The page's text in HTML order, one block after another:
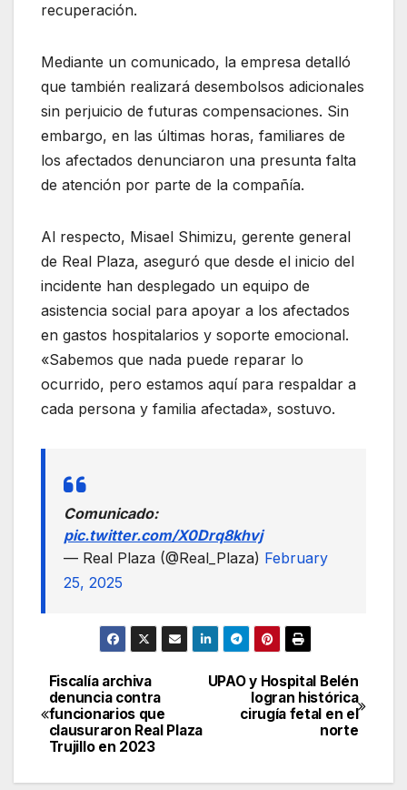
recuperación.
Mediante un comunicado, la empresa detalló
que también realizará desembolsos adicionales
sin perjuicio de futuras compensaciones. Sin
embargo, en las últimas horas, familiares de
los afectados denunciaron una presunta falta
de atención por parte de la compañía.
Al respecto, Misael Shimizu, gerente general
de Real Plaza, aseguró que desde el inicio del
incidente han desplegado un equipo de
asistencia social para apoyar a los afectados
en gastos hospitalarios y soporte emocional.
«Sabemos que nada puede reparar lo
ocurrido, pero estamos aquí para respaldar a
cada persona y familia afectada», sostuvo.
Comunicado:
pic.twitter.com/X0Drq8khvj
— Real Plaza (@Real_Plaza) February
25, 2025
Navegación
de
entradas
UPAO y Hospital Belén
logran histórica
cirugía fetal en el
norte
Fiscalía archiva
denuncia contra
funcionarios que
clausuraron Real Plaza
Trujillo en 2023